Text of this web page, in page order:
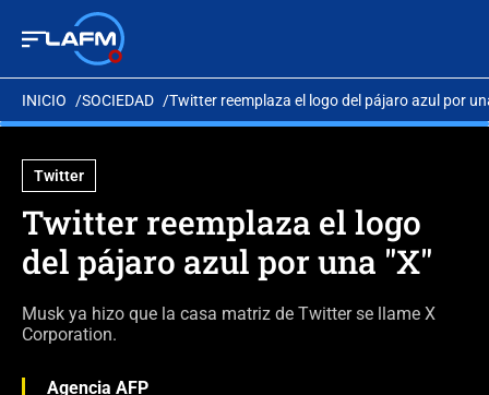
INICIO SOCIEDAD Twitter reemplaza el logo del pájaro azul por
Twitter
Twitter reemplaza el logo
del pájaro azul por una "X"
Musk ya hizo que la casa matriz de Twitter se llame X
Corporation.
Agencia AFP